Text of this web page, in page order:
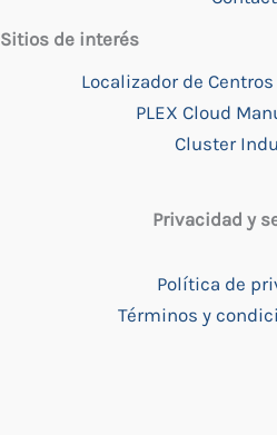
Sitios de interés
Localizador de
PLEX Cloud
Cluster
Privacidad y
Política de
Términos y